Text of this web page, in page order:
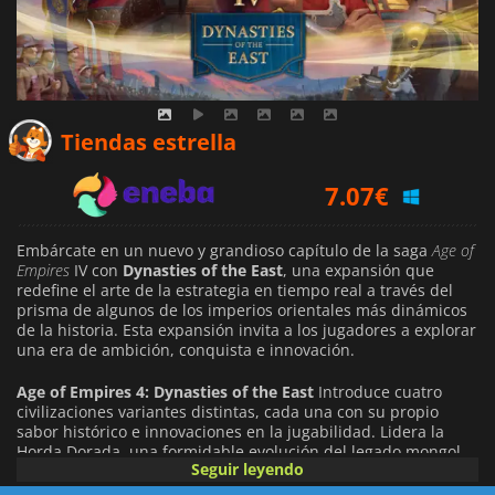
Tiendas estrella
7.07€
11.29€
Embárcate en un nuevo y grandioso capítulo de la sagaAge of
Empires IV con Dynasties of the East, una expansión que
redefine el arte de la estrategia en tiempo real a través del
prisma de algunos de los imperios orientales más dinámicos
de la historia. Esta expansión invita a los jugadores a explorar
una era de ambición, conquista e innovación.
Age of Empires 4: Dynasties of the East Introduce cuatro
civilizaciones variantes distintas, cada una con su propio
sabor histórico e innovaciones en la jugabilidad. Lidera la
Horda Dorada, una formidable evolución del legado mongol,
donde la movilidad se une a un poder devastador a través de
Seguir leyendo